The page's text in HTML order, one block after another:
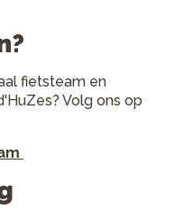
fietsteam en
Volg ons op